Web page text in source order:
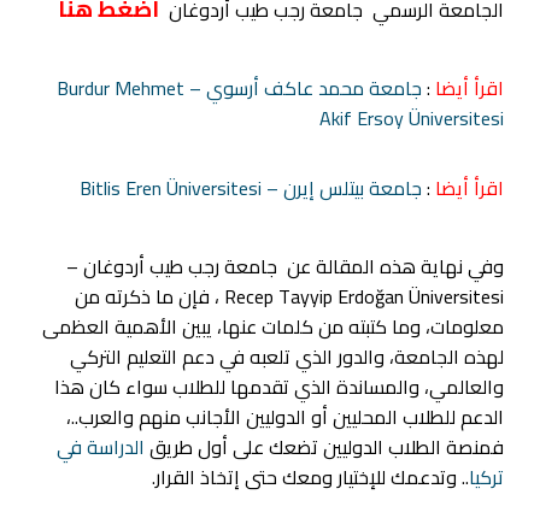
الجامعة الرسمي جامعة رجب طيب أردوغان اضغط هنا
اقرأ أيضا :
جامعة محمد عاكف أرسوي – Burdur Mehmet
Akif Ersoy Üniversitesi
اقرأ أيضا :جامعة بيتلس إيرن – Bitlis Eren Üniversitesi
وفي نهاية هذه المقالة عن جامعة رجب طيب أردوغان –
Recep Tayyip Erdoğan Üniversitesi ، فإن ما ذكرته من
معلومات، وما كتبته من كلمات عنها، يبين الأهمية العظمى
لهذه الجامعة، والدور الذي تلعبه في دعم التعليم التركي
والعالمي، والمساندة الذي تقدمها للطلاب سواء كان هذا
الدعم للطلاب المحليين أو الدوليين الأجانب منهم والعرب..،
فمنصة الطلاب الدوليين تضعك على أول طريق الدراسة في
تركيا.. وتدعمك للإختيار ومعك حتى إتخاذ القرار.